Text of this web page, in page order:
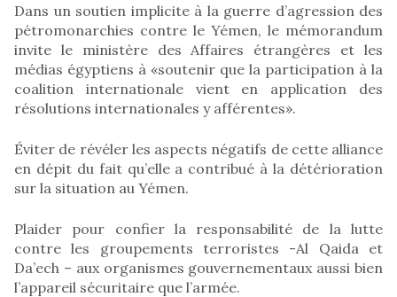
Dans un soutien implicite à la guerre d’agression des
pétromonarchies contre le Yémen, le mémorandum
invite le ministère des Affaires étrangères et les
médias égyptiens à «soutenir que la participation à la
coalition internationale vient en application des
résolutions internationales y afférentes».
Éviter de révéler les aspects négatifs de cette alliance
en dépit du fait qu’elle a contribué à la détérioration
sur la situation au Yémen.
Plaider pour confier la responsabilité de la lutte
contre les groupements terroristes -Al Qaida et
Da’ech – aux organismes gouvernementaux aussi bien
l’appareil sécuritaire que l’armée.